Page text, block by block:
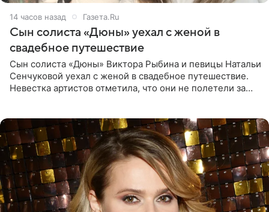
14 часов назад Газета.Ru
Сын солиста «Дюны» уехал с женой в
свадебное путешествие
Сын солиста «Дюны» Виктора Рыбина и певицы Натальи
Сенчуковой уехал с женой в свадебное путешествие.
Невестка артистов отметила, что они не полетели за